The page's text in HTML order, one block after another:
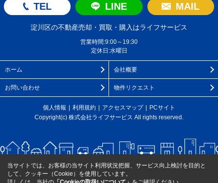
TEL LINE MAIL
淀川区の不動産売却・買取・購入はライフサービス
営業時間:9:00～19:30
定休日:水曜日
ホーム 会社概要
お問い合わせ 物件リクエスト
個人情報 利用規約 アクセスマップ
PCサイト
Copyright(c) 株式会社ライフサービス All rights reserved.
当サイトでは、お客様の当サイト利用状況把握、サービス向上検討を目的と
して、クッキー（Cookie）を使用しています。